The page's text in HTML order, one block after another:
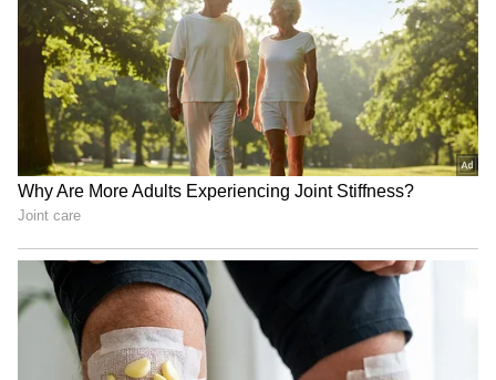
ಮದುಮಗಳ ಲುಕ್​ನಲ್ಲಿ
ಮಂಗಳೂರು ಪುಟ್ಟಿ ರಕ್ಷಿತಾ ಶೆಟ್ಟಿ-
ಇದರ ಗುಟ್ಟೇನು ಗೊತ್ತಾ?
Something Special?
Bigg Boss ಮನೆಗೆ ನಿಮ್ಮನ್ನು
ಸೆಲೆಕ್ಟ್​ ಮಾಡಲು ಬರ್ತಿದ್ದಾರೆ ಈ
ಹ್ಯಾಂಡ್​ಸಮ್​: ಅಗ್ನಿ ಪರೀಕ್ಷೆಯ
ತೀರ್ಪುಗಾರರು ಇವರೇ
ಆ ಯುವಕನ ಜೊತೆ
ಕಾಣಿಸಿಕೊಂಡ ಬೆನ್ನಲ್ಲೇ
ಮತ್ತೊಂದು ಬಿಗ್​ ಸರ್​ಪ್ರೈಸ್​
BBK 13: ನೀವು ಬಿಗ್ ಬಾಸ್‌ಗೆ
ಹೋಗ್ಬೇಕಾ? ಲಾಲ್‌ಬಾಗ್ ಫ್ಲವರ್
ಶೋನಲ್ಲಿ ಸಿಕ್ಕಿದೆ ಭರ್ಜರಿ